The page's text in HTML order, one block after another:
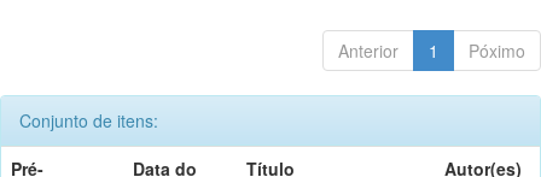
Anterior 1 Póximo
Conjunto de itens:
Pré-
Data do
Título Autor(es)